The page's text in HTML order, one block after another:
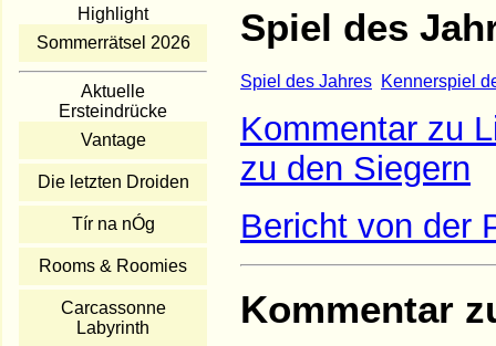
Highlight
Sommerrätsel 2026
Aktuelle
Ersteindrücke
Vantage
Die letzten Droiden
Tír na nÓg
Rooms & Roomies
Carcassonne
Labyrinth
Spiel des
Spiel des Jahres Kennerspiel
Kommentar zu
zu den Siegern
Bericht von der
Kommentar